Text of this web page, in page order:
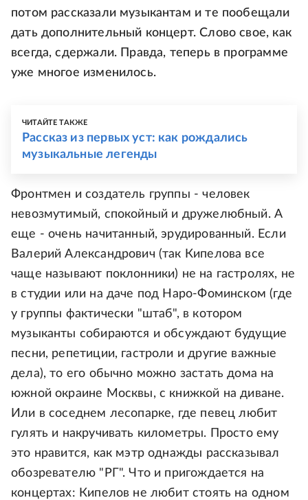
потом рассказали музыкантам и те пообещали
дать дополнительный концерт. Слово свое, как
всегда, сдержали. Правда, теперь в программе
уже многое изменилось.
ЧИТАЙТЕ ТАКЖЕ
Рассказ из первых уст: как рождались
музыкальные легенды
Фронтмен и создатель группы - человек
невозмутимый, спокойный и дружелюбный. А
еще - очень начитанный, эрудированный. Если
Валерий Александрович (так Кипелова все
чаще называют поклонники) не на гастролях, не
в студии или на даче под Наро-Фоминском (где
у группы фактически "штаб", в котором
музыканты собираются и обсуждают будущие
песни, репетиции, гастроли и другие важные
дела), то его обычно можно застать дома на
южной окраине Москвы, с книжкой на диване.
Или в соседнем лесопарке, где певец любит
гулять и накручивать километры. Просто ему
это нравится, как мэтр однажды рассказывал
обозревателю "РГ". Что и пригождается на
концертах: Кипелов не любит стоять на одном